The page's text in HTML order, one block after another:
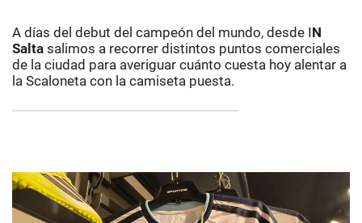
A días del debut del campeón del mundo, desde IN
Salta salimos a recorrer distintos puntos comerciales
de la ciudad para averiguar cuánto cuesta hoy alentar a
la Scaloneta con la camiseta puesta.